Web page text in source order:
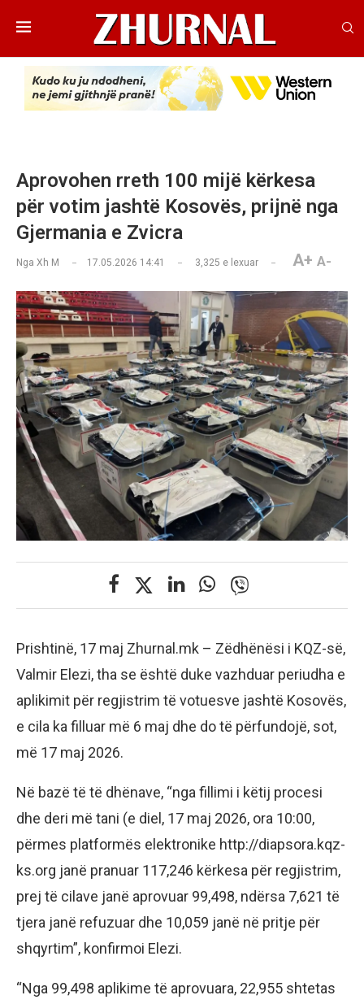
Aprovohen rreth 100 mijë kërkesa
për votim jashtë Kosovës, prijnë nga
Gjermania e Zvicra
Nga Xh M 17.05.2026 14:41 3,325 e lexuar A+ A-
Prishtinë, 17 maj Zhurnal.mk – Zëdhënësi i KQZ-së,
Valmir Elezi, tha se është duke vazhduar periudha e
aplikimit për regjistrim të votuesve jashtë Kosovës,
e cila ka filluar më 6 maj dhe do të përfundojë, sot,
më 17 maj 2026.
Në bazë të të dhënave, “nga fillimi i këtij procesi
dhe deri më tani (e diel, 17 maj 2026, ora 10:00,
përmes platformës elektronike http://diapsora.kqz-
ks.org janë pranuar 117,246 kërkesa për regjistrim,
prej të cilave janë aprovuar 99,498, ndërsa 7,621 të
tjera janë refuzuar dhe 10,059 janë në pritje për
shqyrtim”, konfirmoi Elezi.
“Nga 99,498 aplikime të aprovuara, 22,955 shtetas